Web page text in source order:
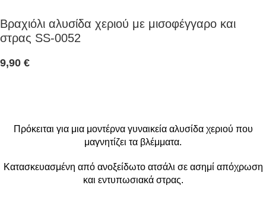
Βραχιόλι αλυσίδα χεριού με μισοφέγγαρο και
στρας SS-0052
9,90 €
Πρόκειται για μια μοντέρνα γυναικεία αλυσίδα χεριού που
μαγνητίζει τα βλέμματα.
Κατασκευασμένη από ανοξείδωτο ατσάλι σε ασημί απόχρωση
και εντυπωσιακά στρας.